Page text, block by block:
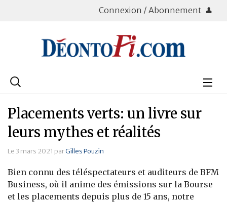
Connexion / Abonnement
Rechercher
Bourse
Placements
Assurance Vie
Patrimoine
Placements verts: un livre sur
leurs mythes et réalités
Le 3 mars 2021 parGilles Pouzin
Bien connu des téléspectateurs et auditeurs de BFM
Business, où il anime des émissions sur la Bourse
et les placements depuis plus de 15 ans, notre